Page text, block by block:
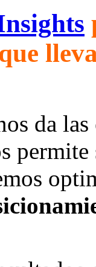
da